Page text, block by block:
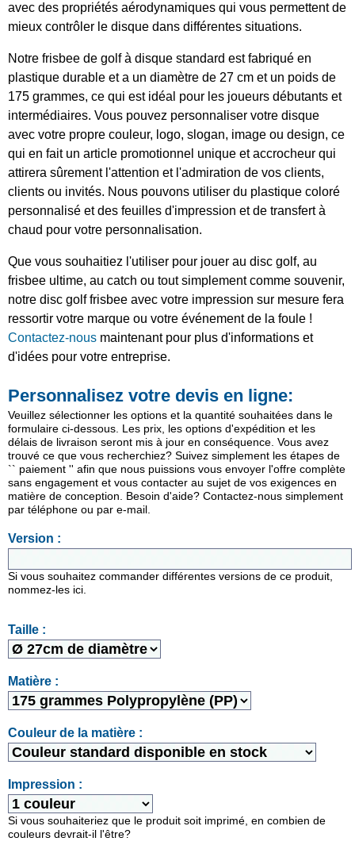
avec des propriétés aérodynamiques qui vous permettent de
mieux contrôler le disque dans différentes situations.
Notre frisbee de golf à disque standard est fabriqué en
plastique durable et a un diamètre de 27 cm et un poids de
175 grammes, ce qui est idéal pour les joueurs débutants et
intermédiaires. Vous pouvez personnaliser votre disque
avec votre propre couleur, logo, slogan, image ou design, ce
qui en fait un article promotionnel unique et accrocheur qui
attirera sûrement l'attention et l'admiration de vos clients,
clients ou invités. Nous pouvons utiliser du plastique coloré
personnalisé et des feuilles d'impression et de transfert à
chaud pour votre personnalisation.
Que vous souhaitiez l'utiliser pour jouer au disc golf, au
frisbee ultime, au catch ou tout simplement comme souvenir,
notre disc golf frisbee avec votre impression sur mesure fera
ressortir votre marque ou votre événement de la foule !
Contactez-nous maintenant pour plus d'informations et
d'idées pour votre entreprise.
Personnalisez votre devis en ligne:
Veuillez sélectionner les options et la quantité souhaitées dans le
formulaire ci-dessous. Les prix, les options d'expédition et les
délais de livraison seront mis à jour en conséquence. Vous avez
trouvé ce que vous recherchiez? Suivez simplement les étapes de
`` paiement '' afin que nous puissions vous envoyer l'offre complète
sans engagement et vous contacter au sujet de vos exigences en
matière de conception. Besoin d'aide? Contactez-nous simplement
par téléphone ou par e-mail.
Version :
Si vous souhaitez commander différentes versions de ce produit,
nommez-les ici.
Taille :
Matière :
Couleur de la matière :
Impression :
Si vous souhaiteriez que le produit soit imprimé, en combien de
couleurs devrait-il l'être?